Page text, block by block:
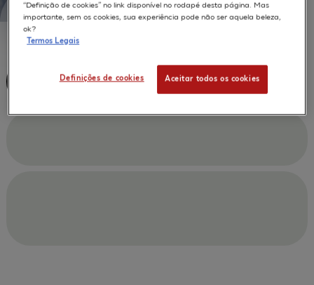
IN VITRO TEST APPROACH
“Definição de cookies” no link disponível no rodapé desta página. Mas
importante, sem os cookies, sua experiência pode não ser aquela beleza,
ok?
Termos Legais
Definições de cookies Aceitar todos os cookies